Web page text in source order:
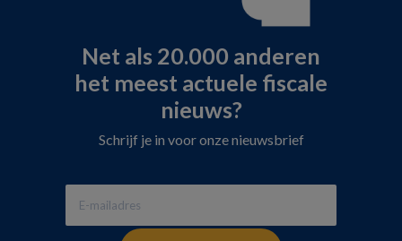
Net als 20.000 anderen
het meest actuele fiscale
nieuws?
Schrijf je in voor onze nieuwsbrief